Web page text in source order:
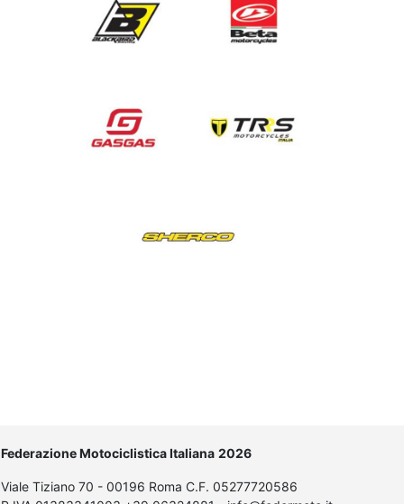
Federazione Motociclistica Italiana 2026
Viale Tiziano 70 - 00196 Roma C.F. 05277720586